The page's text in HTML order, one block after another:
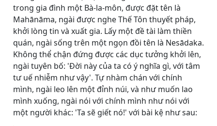
trong gia đình một Bà-la-môn, được đặt tên là
Mahānāma, ngài được nghe Thế Tôn thuyết pháp,
khởi lòng tin và xuất gia. Lấy một đề tài làm thiền
quán, ngài sống trên một ngọn đồi tên là Nesādaka.
Không thể chận đứng được các dục tưởng khởi lên,
ngài tuyên bố: 'Ðời này của ta có ý nghĩa gì, với tâm
tư uế nhiễm như vậy'. Tự nhàm chán với chính
mình, ngài leo lên một đỉnh núi, và như muốn lao
mình xuống, ngài nói với chính mình như nói với
một người khác: 'Ta sẽ giết nó!' với bài kệ như sau: